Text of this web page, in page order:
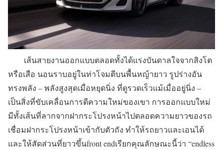
เส้นสายงานออกแบบตลอดทั้งได้แรงบันดาลใจจากสิงโต
หรือเสือ นอนราบอยู่ในท่าโจมตีบนพื้นหญ้ายาว รูปร่างอัน
ทรงพลัง – พลังสูงสุดเมื่อหยุดนิ่ง ที่ดูรวดเร็วแม้เมื่ออยู่นิ่ง –
เป็นสิ่งที่ขับเคลื่อนการตีความใหม่ของเขา การออกแบบใหม่
มีทั้งเส้นที่ลากจากฝากระโปรงหน้าไปตลอดความยาวของรถ
เชื่อมฝากระโปรงหน้าเข้ากับตัวถัง ทำให้รถยาวและเอนได้
และให้สัดส่วนที่ยาวขึ้นfront endเรียกคุณลักษณะนี้ว่า “endless